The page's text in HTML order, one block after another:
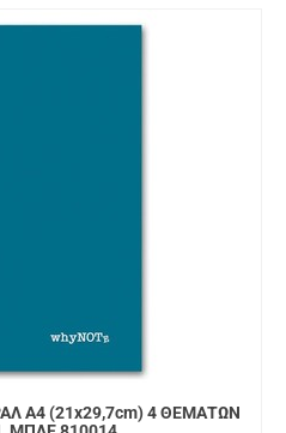
Α4 (21x29,7cm) 4 ΘΕΜΑΤΩΝ